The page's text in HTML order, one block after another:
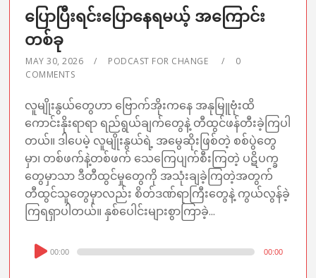
ပြောပြီးရင်းပြောနေရမယ့် အကြောင်း
တစ်ခု
MAY 30, 2026 PODCAST FOR CHANGE
0
COMMENTS
လူမျိုးနွယ်တွေဟာ ဗြောက်အိုးကနေ အနုမြူဗုံးထိ
ကောင်းနိုးရာရာ ရည်ရွယ်ချက်တွေနဲ့ တီထွင်ဖန်တီးခဲ့ကြပါ
တယ်။ ဒါပေမဲ့ လူမျိုးနွယ်ရဲ့ အမွေဆိုးဖြစ်တဲ့ စစ်ပွဲတွေ
မှာ၊ တစ်ဖက်နဲ့တစ်ဖက် သေကြေပျက်စီးကြတဲ့ ပဋိပက္ခ
တွေမှာသာ ဒီတီထွင်မှုတွေကို အသုံးချခဲ့ကြတဲ့အတွက်
တီထွင်သူတွေမှာလည်း စိတ်ဒဏ်ရာကြီးတွေနဲ့ ကွယ်လွန်ခဲ့
ကြရရှာပါတယ်။ နှစ်ပေါင်းများစွာကြာခဲ့...
Audio
Player
00:00 00:00